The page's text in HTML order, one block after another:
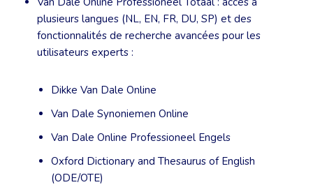
plusieurs langues (NL, EN, FR, DU, SP) et des
fonctionnalités de recherche avancées pour les
utilisateurs experts :
Dikke Van Dale Online
Van Dale Synoniemen Online
Van Dale Online Professioneel Engels
Oxford Dictionary and Thesaurus of English
(ODE/OTE)